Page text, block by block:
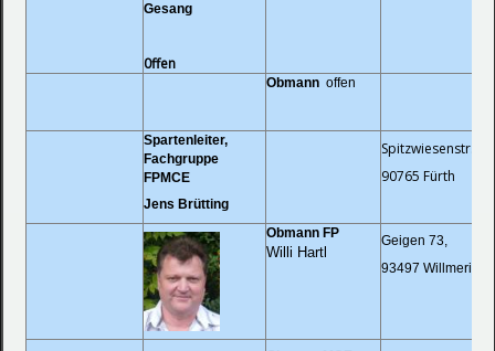
Gesang
0ffen
Obmann offen
Spartenleiter,
Fachgruppe
FPMCE
Jens Brütting
Spitzwiesenstr. 67,
90765 Fürth
Obmann FP
Willi Hartl
Geigen 73,
93497 Willmering